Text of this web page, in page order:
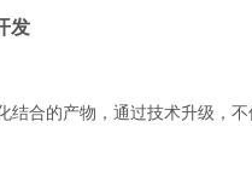
发
合的产物，通过技术升级，